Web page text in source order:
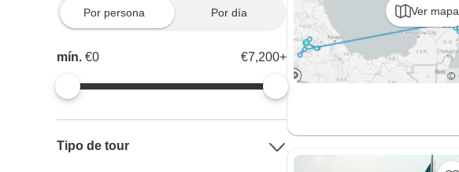
Ver mapa
Por persona Por día
mín.€0 €7,200+
Tipo de tour